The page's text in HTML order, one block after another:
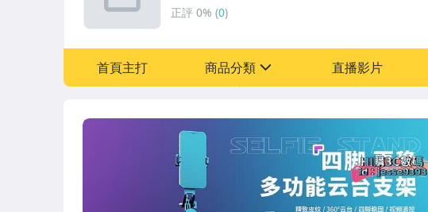
正評 0% (0)
首頁主打 商品分類
圖書/影音/文具
古董、藝術與礦石
直播影片